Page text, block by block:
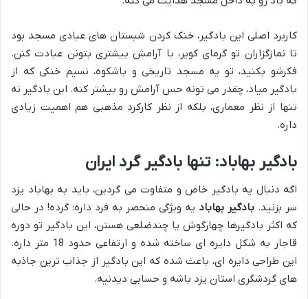
کاربرد اصلی این بادگیر، خنک کردن شبستان های عبادی مسجد بود
تا نمازگزاران تو گرمای کویر، با آرامش بیشتری بتونن عبادت کنن.
فکرشو بکنید، تو یه مسجد تاریخی و باشکوه، نسیم خنکی که از
بادگیر میاد، چقدر می تونه حس آرامش رو بیشتر کنه. این بادگیر نه
تنها از نظر معماری، بلکه از نظر کارکرد مذهبی هم اهمیت زیادی
داره.
بادگیر بهاباد: تنها بادگیر گرد ایران
اگه دنبال یه بادگیر خاص و متفاوت می گردین، باید به بهاباد یزد
سر بزنید. بادگیر بهاباد یه ویژگی منحصر به فرد داره: گرده! در حالی
که اکثر بادگیرها چهارگوش یا چندضلعی هستن، این بادگیر تو دوره
قاجار به شکل دایره ای ساخته شده و ارتفاعی حدود 18 متر داره.
این طراحی دایره ای، باعث شده که این بادگیر از جذاب ترین جاذبه
های گردشگری استان یزد باشه و حسابی دیدنیه.